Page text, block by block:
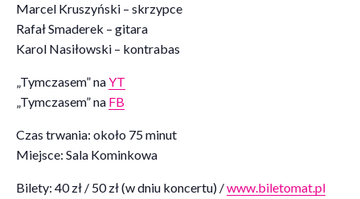
Marcel Kruszyński – skrzypce
Rafał Smaderek – gitara
Karol Nasiłowski – kontrabas
„Tymczasem” naYT
„Tymczasem” na FB
Czas trwania: około 75 minut
Miejsce: Sala Kominkowa
Bilety: 40 zł / 50 zł (w dniu koncertu) /www.biletomat.pl